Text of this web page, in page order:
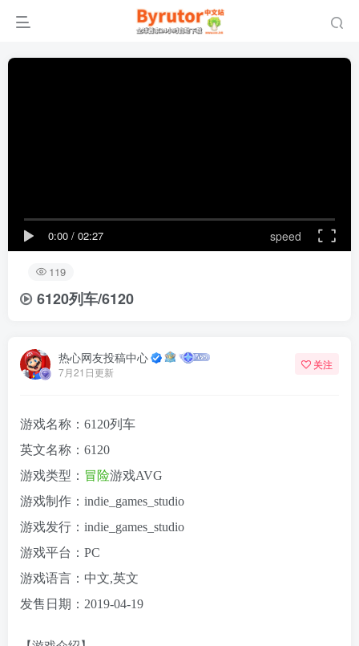
0:00 / 02:27 speed
119
6120列车/6120
热心网友投稿中心
7月21日更新
关注
游戏名称：6120列车
英文名称：6120
游戏类型： 冒险游戏AVG
游戏制作：indie_games_studio
游戏发行：indie_games_studio
游戏平台：PC
游戏语言：中文,英文
发售日期：2019-04-19